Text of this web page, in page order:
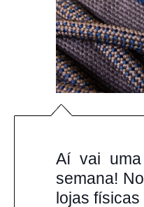
Aí vai
semana!
lojas físicas